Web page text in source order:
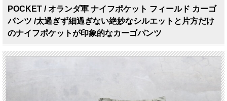
POCKET / オランダ軍 ナイフポケット フィールド カーゴ
パンツ /太過ぎず細過ぎない絶妙なシルエットと片方だけ
のナイフポケットが印象的なカーゴパンツ